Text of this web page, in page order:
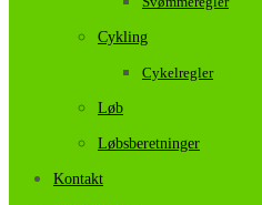
Cykling
Cykelregler
Løb
Løbsberetninger
Kontakt